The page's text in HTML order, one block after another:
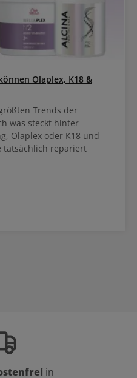
Olaplex, K18 &
Trends der
was steckt hinter
Olaplex oder K18 und
tatsächlich repariert
in